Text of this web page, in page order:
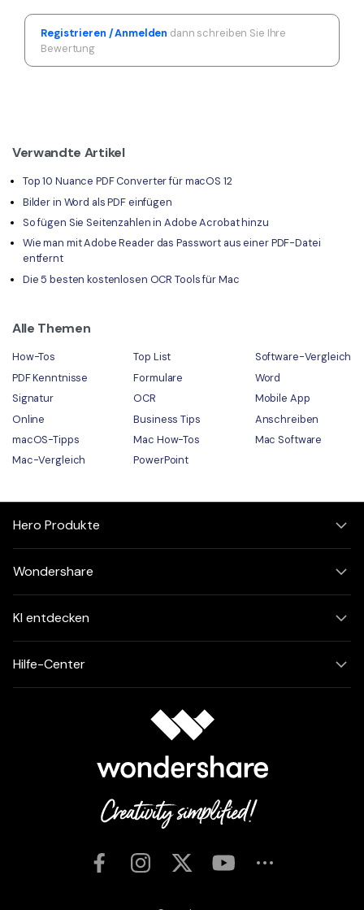
Registrieren / Anmelden dann schreiben Sie Ihre
Bewertung
Verwandte Artikel
Top 10 Nuance PDF Converter für macOS 12
Bilder in Word als PDF einfügen
So fügen Sie Seitenzahlen in Adobe Acrobat hinzu
Wie man mit Adobe Reader das Passwort aus einer PDF-Datei
entfernt
Die 5 besten kostenlosen OCR Tools für Mac
Alle Themen
How-Tos Top List
Software-Vergleich
PDF Kenntnisse
Formulare
Word
Signatur
OCR
Mobile App
Online
Business Tips
Anschreiben
macOS-Tipps
Mac How-Tos
Mac Software
Mac-Vergleich
PowerPoint
Hero Produkte
Wondershare
KI entdecken
Hilfe-Center